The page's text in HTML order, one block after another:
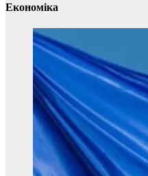
Економіка